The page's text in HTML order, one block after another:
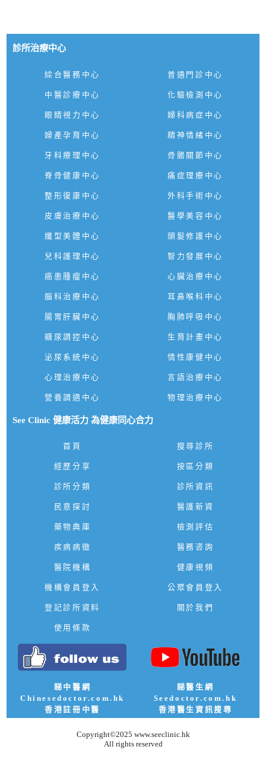
診所治療中心
綜合醫務中心 普通門診中心
中醫診療中心 化驗檢測中心
眼睛視力中心 婦科病症中心
婦產孕育中心 精神情緒中心
牙科療理中心 骨骼關節中心
脊骨健康中心 痛症理療中心
整形復康中心 外科手術中心
皮膚治療中心 醫學美容中心
纖型美體中心 頭髮修護中心
兒科護理中心 智力發展中心
癌患腫瘤中心 心臟治療中心
腦科治療中心 耳鼻喉科中心
腸胃肝臟中心 胸肺呼吸中心
糖尿調控中心 生育計畫中心
泌尿系統中心 情性康健中心
心理治療中心 言語治療中心
營養調適中心 物理治療中心
See Clinic 健康活力 為健康同心合力
首頁 搜尋診所
經歷分享 按區分類
診所分類 診所資訊
民意探討 醫護新資
藥物典庫 檢測評估
疾病病徵 醫務咨詢
醫院機構 健康視頻
機構會員登入 公眾會員登入
登記診所資料 關於我們
使用條款
睇中醫網
Chinesedoctor.com.hk
香港註冊中醫
睇醫生網
Seedoctor.com.hk
香港醫生資訊搜尋
Copyright©2025 www.seeclinic.hk
All rights reserved